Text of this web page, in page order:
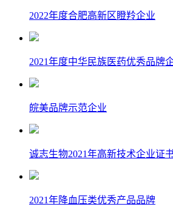
2022年度合肥高新区瞪羚企业
2021年度中华民族医药优秀品牌
皖美品牌示范企业
诚志生物2021年高新技术企业证
2021年降血压类优秀产品品牌